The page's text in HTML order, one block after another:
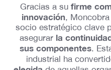
Gracias a su firme
innovación,
socio estratégico clave
asegurar la
sus componentes.
industrial ha